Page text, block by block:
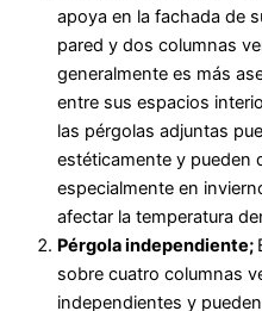
apoya en la fachada de
pared y dos columnas
generalmente es más
entre sus espacios
las pérgolas adjuntas
estéticamente y pueden
especialmente en
afectar la temperatura
Pérgola independiente;
sobre cuatro columnas
independientes y